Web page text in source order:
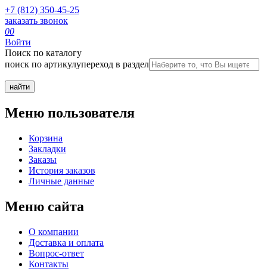
+7 (812) 350-45-25
заказать звонок
00
Войти
Поиск по каталогу
поиск по артикулупереход в раздел
Меню пользователя
Корзина
Закладки
Заказы
История заказов
Личные данные
Меню сайта
О компании
Доставка и оплата
Вопрос-ответ
Контакты